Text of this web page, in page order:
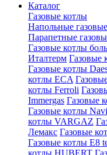
Каталог
Газовые котлы
Напольные
Парапетные
Газовые котлы
Италтерм Газовые
Газовые котлы
котлы ECA
котлы Ferroli
Immergas Газовые
Газовые котлы
котлы VARGAZ
Лемакс Газовые
Газовые котлы E8
котлы HUBERT